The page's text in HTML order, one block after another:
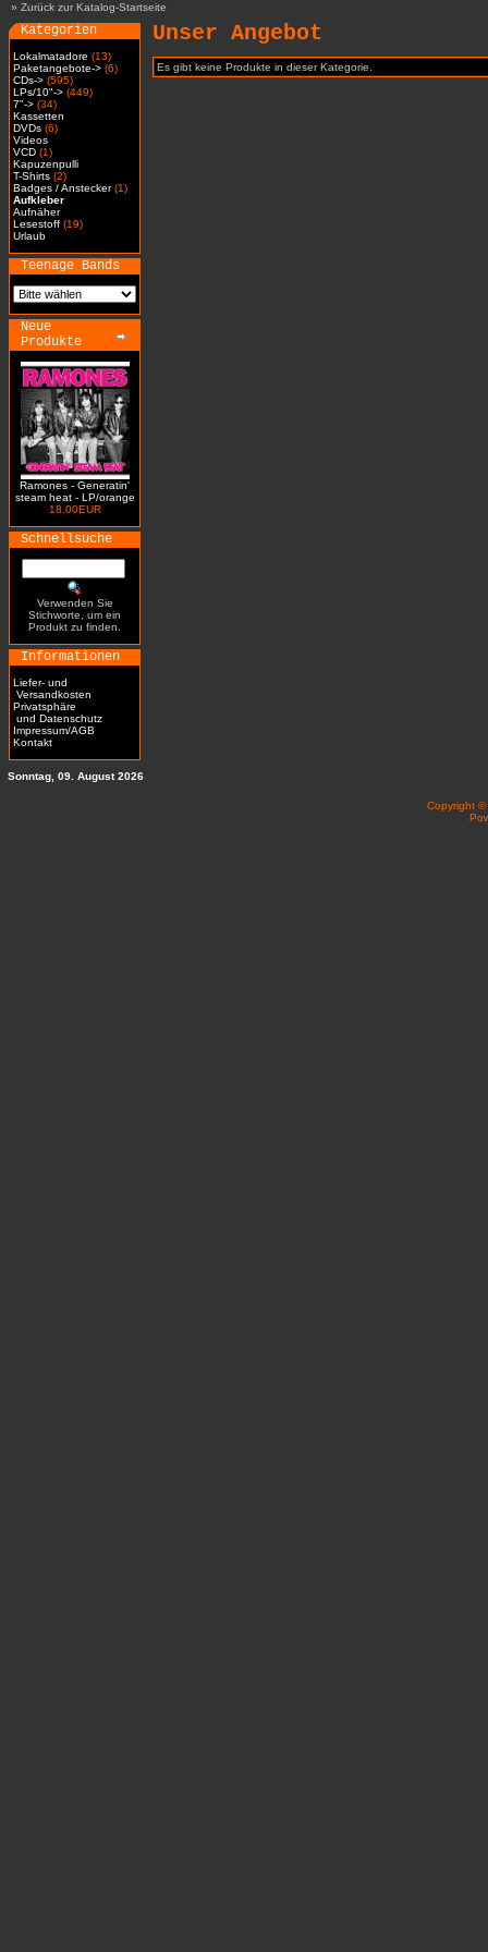
» Zurück zur Katalog-Startseite
Kategorien
Lokalmatadore (13)
Paketangebote-> (6)
CDs-> (595)
LPs/10"-> (449)
7"-> (34)
Kassetten
DVDs (6)
Videos
VCD (1)
Kapuzenpulli
T-Shirts (2)
Badges / Anstecker(1)
Aufkleber
Aufnäher
Lesestoff (19)
Urlaub
Teenage Bands
Neue
Produkte
Ramones - Generatin'
steam heat - LP/orange
18.00EUR
Schnellsuche
Verwenden Sie
Stichworte, um ein
Produkt zu finden.
Informationen
Liefer- und
Versandkosten
Privatsphäre
und Datenschutz
Impressum/AGB
Kontakt
Unser Angebot
Es gibt keine Produkte in dieser Kategorie.
Sonntag, 09. August 2026
Copyright